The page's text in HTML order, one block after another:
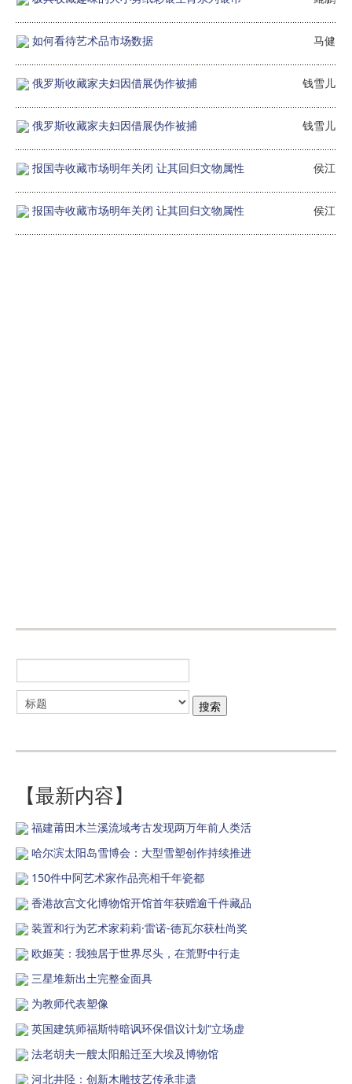
如何看待艺术品市场数据 马健
俄罗斯收藏家夫妇因借展伪作被捕 钱雪儿
俄罗斯收藏家夫妇因借展伪作被捕 钱雪儿
报国寺收藏市场明年关闭 让其回归文物属性 侯江
报国寺收藏市场明年关闭 让其回归文物属性 侯江
【最新内容】
福建莆田木兰溪流域考古发现两万年前人类活
哈尔滨太阳岛雪博会：大型雪塑创作持续推进
150件中阿艺术家作品亮相千年瓷都
香港故宫文化博物馆开馆首年获赠逾千件藏品
装置和行为艺术家莉莉·雷诺-德瓦尔获杜尚奖
欧姬芙：我独居于世界尽头，在荒野中行走
三星堆新出土完整金面具
为教师代表塑像
英国建筑师福斯特暗讽环保倡议计划“立场虚
法老胡夫一艘太阳船迁至大埃及博物馆
河北井陉：创新木雕技艺传承非遗